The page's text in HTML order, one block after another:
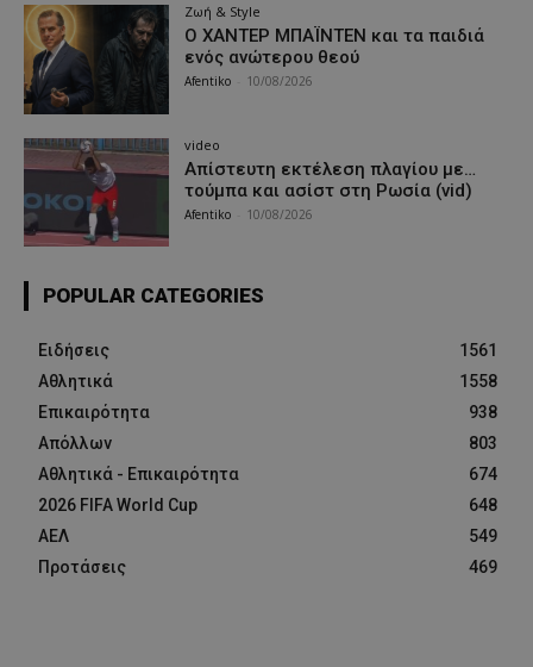
Ζωή & Style
Ο ΧΑΝΤΕΡ ΜΠΑΪΝΤΕΝ και τα παιδιά
ενός ανώτερου θεού
Afentiko 10/08/2026
video
Απίστευτη εκτέλεση πλαγίου με…
τούμπα και ασίστ στη Ρωσία (vid)
Afentiko 10/08/2026
POPULAR CATEGORIES
Ειδήσεις
1561
Αθλητικά
1558
Επικαιρότητα
938
Απόλλων
803
Αθλητικά - Επικαιρότητα
674
2026 FIFA World Cup
648
ΑΕΛ
549
Προτάσεις
469